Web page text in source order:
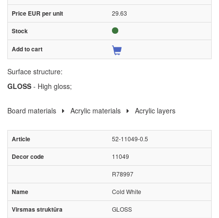
29.63
Surface structure:
GLOSS - High gloss;
Board materials Acrylic materials Acrylic layers
52-11049-0.5
11049
R78997
Cold White
GLOSS